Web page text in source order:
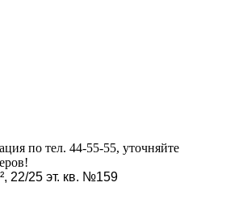
по тел. 44-55-55, уточняйте
22/25 эт. кв. №159